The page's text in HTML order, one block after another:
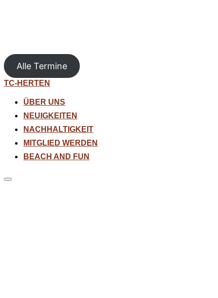
Alle Termine
Zum
springen
TC-HERTEN
ÜBER UNS
NEUIGKEITEN
NACHHALTIGKEIT
MITGLIED WERDEN
BEACH AND FUN
Seitenleiste